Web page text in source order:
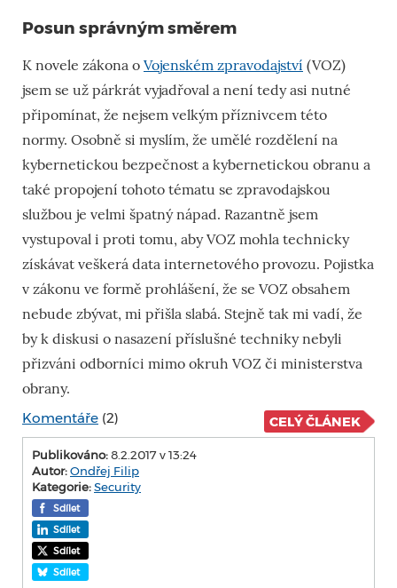
Posun správným směrem
K novele zákona o Vojenském zpravodajství (VOZ)
jsem se už párkrát vyjadřoval a není tedy asi nutné
připomínat, že nejsem velkým příznivcem této
normy. Osobně si myslím, že umělé rozdělení na
kybernetickou bezpečnost a kybernetickou obranu a
také propojení tohoto tématu se zpravodajskou
službou je velmi špatný nápad. Razantně jsem
vystupoval i proti tomu, aby VOZ mohla technicky
získávat veškerá data internetového provozu. Pojistka
v zákonu ve formě prohlášení, že se VOZ obsahem
nebude zbývat, mi přišla slabá. Stejně tak mi vadí, že
by k diskusi o nasazení příslušné techniky nebyli
přizváni odborníci mimo okruh VOZ či ministerstva
obrany.
Komentáře (2) CELÝ ČLÁNEK
Publikováno:8.2.2017 v 13:24
Autor:Ondřej Filip
Kategorie:Security
Sdílet
Sdílet
Sdílet
Sdílet